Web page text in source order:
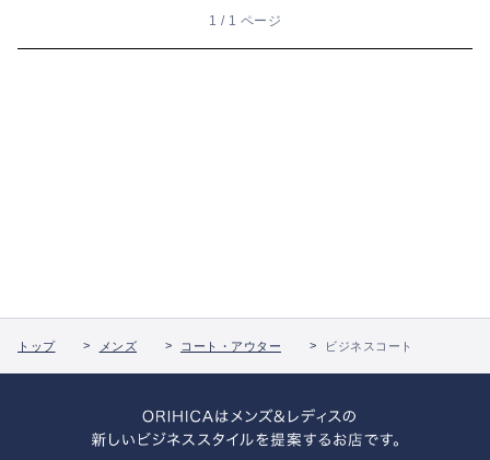
1 / 1 ページ
トップ メンズ コート・アウター ビジネスコート